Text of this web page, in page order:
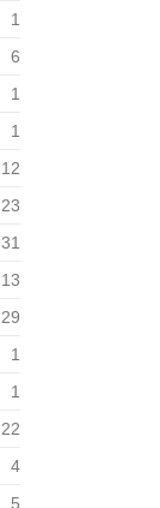
1
6
1
1
12
23
31
13
29
1
1
22
4
5